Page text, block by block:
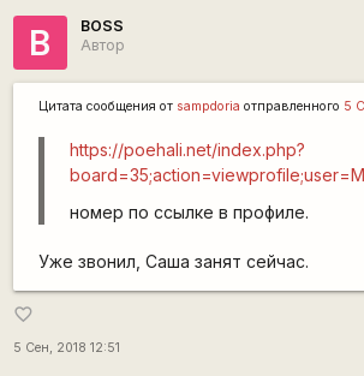
B
BOSS
Автор
Цитата сообщения от sampdoria отправленного 5
https://poehali.net/index.php?
номер по ссылке в профиле.
Уже звонил, Саша занят сейчас.
favorite_border
5 Сен, 2018 12:51